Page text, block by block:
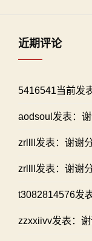
近期评论
5416541当前发
aodsoul发表：
zrllll发表：谢谢
zrllll发表：谢谢
t3082814576发
zzxxiivv发表：